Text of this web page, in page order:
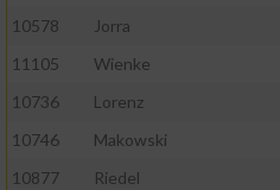
10578 Jorra
11105
Wienke
10736
Lorenz
10746
Makowski
10877
Riedel